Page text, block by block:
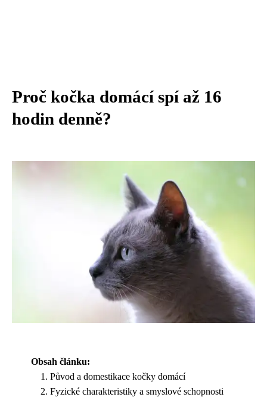
Proč kočka domácí spí až 16
hodin denně?
Obsah článku:
Původ a domestikace kočky domácí
Fyzické charakteristiky a smyslové schopnosti